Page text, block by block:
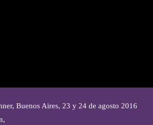
Buenos Aires, 23 y 24 de agosto 2016